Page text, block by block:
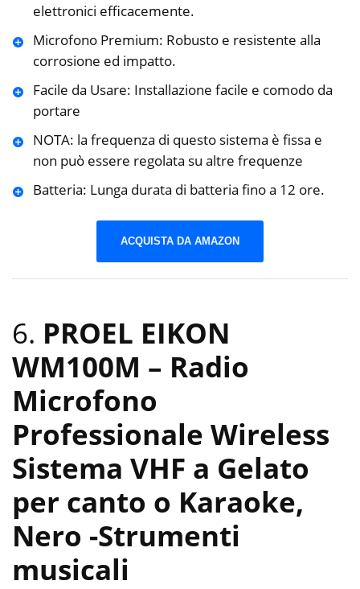
elettronici efficacemente.
Microfono Premium: Robusto e resistente alla
corrosione ed impatto.
Facile da Usare: Installazione facile e comodo da
portare
NOTA: la frequenza di questo sistema è fissa e
non può essere regolata su altre frequenze
Batteria: Lunga durata di batteria fino a 12 ore.
ACQUISTA DA AMAZON
6. PROEL EIKON
WM100M – Radio
Microfono
Professionale Wireless
Sistema VHF a Gelato
per canto o Karaoke,
Nero -Strumenti
musicali